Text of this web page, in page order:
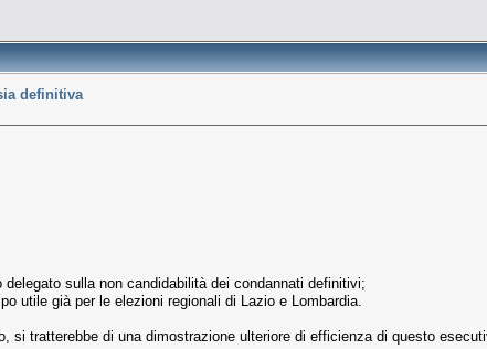
definitiva
sulla non candidabilità dei condannati definitivi;
utile già per le elezioni regionali di Lazio e Lombardia.
tratterebbe di una dimostrazione ulteriore di efficienza di questo